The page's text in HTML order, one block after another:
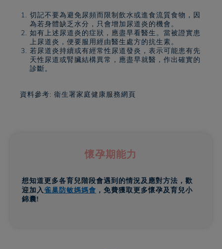
切記不要為避免尿頻而限制飲水或進食流質食物，因
為若身體缺乏水分，只會增加尿道炎的機會。
如有上述尿道炎的症狀，應盡早看醫生。當被證實患
上尿道炎，便要服用經由醫生處方的抗生素。
若尿道炎持續或有經常性尿道發炎，表示可能患有先
天性尿道或腎臟結構異常，應盡早就醫，作出確實的
診斷。
資料參考: 衞生署家庭健康服務網頁
懷孕期能力
想知道更多各育兒階段會遇到的情況及應對方法，歡
迎加入雀巢防敏媽媽會 ，免費獲取更多懷孕及育兒小
錦囊!